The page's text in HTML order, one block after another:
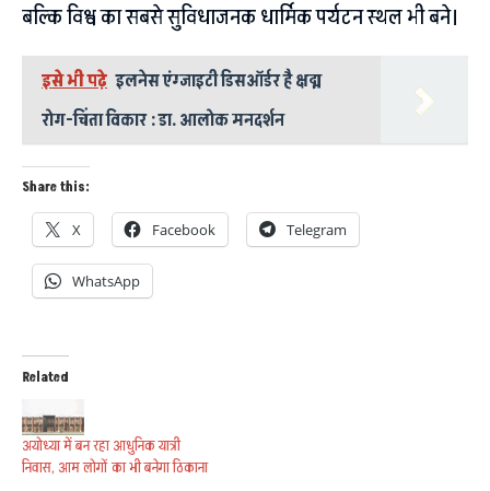
बल्कि विश्व का सबसे सुविधाजनक धार्मिक पर्यटन स्थल भी बने।
इसे भी पढ़े इलनेस एंग्जाइटी डिसऑर्डर है क्षद्म
रोग-चिंता विकार : डा. आलोक मनदर्शन
Share this:
X Facebook Telegram
WhatsApp
Related
अयोध्या में बन रहा आधुनिक यात्री
निवास, आम लोगों का भी बनेगा ठिकाना